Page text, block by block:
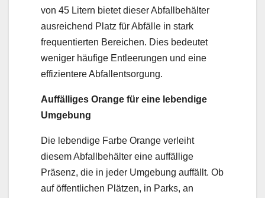
von 45 Litern bietet dieser Abfallbehälter
ausreichend Platz für Abfälle in stark
frequentierten Bereichen. Dies bedeutet
weniger häufige Entleerungen und eine
effizientere Abfallentsorgung.
Auffälliges Orange für eine lebendige
Umgebung
Die lebendige Farbe Orange verleiht
diesem Abfallbehälter eine auffällige
Präsenz, die in jeder Umgebung auffällt. Ob
auf öffentlichen Plätzen, in Parks, an